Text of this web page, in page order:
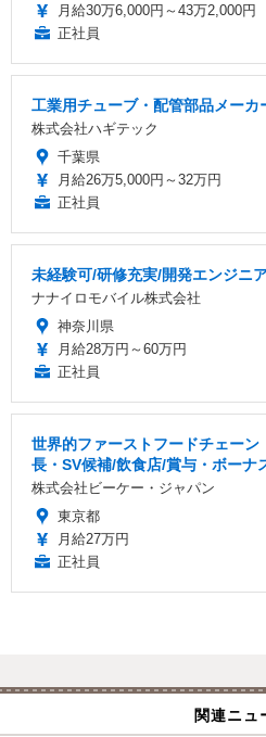
月給30万6,000円～43万2,000円
正社員
工業用チューブ・配管部品メーカ
株式会社ハギテック
千葉県
月給26万5,000円～32万円
正社員
未経験可/研修充実/開発エンジニ
ナナイロモバイル株式会社
神奈川県
月給28万円～60万円
正社員
世界的ファーストフードチェー
長・SV候補/飲食店/賞与・ボーナ
株式会社ビーケー・ジャパン
東京都
月給27万円
正社員
関連ニュ